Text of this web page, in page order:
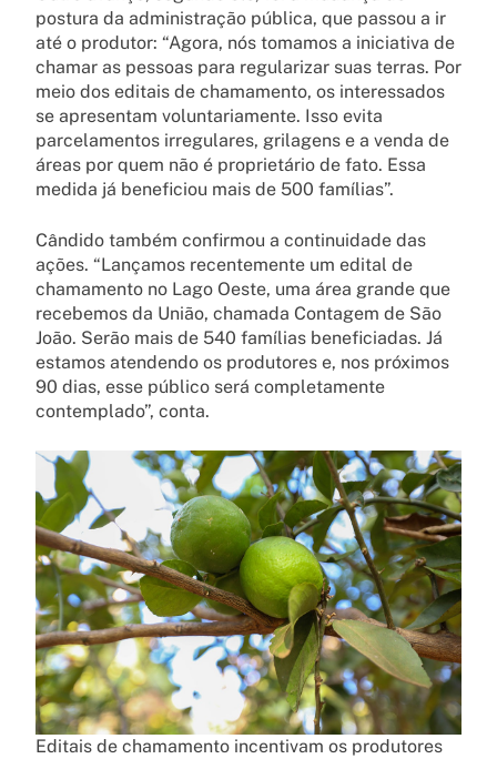
postura da administração pública, que passou a ir
até o produtor: “Agora, nós tomamos a iniciativa de
chamar as pessoas para regularizar suas terras. Por
meio dos editais de chamamento, os interessados
se apresentam voluntariamente. Isso evita
parcelamentos irregulares, grilagens e a venda de
áreas por quem não é proprietário de fato. Essa
medida já beneficiou mais de 500 famílias”.
Cândido também confirmou a continuidade das
ações. “Lançamos recentemente um edital de
chamamento no Lago Oeste, uma área grande que
recebemos da União, chamada Contagem de São
João. Serão mais de 540 famílias beneficiadas. Já
estamos atendendo os produtores e, nos próximos
90 dias, esse público será completamente
contemplado”, conta.
Editais de chamamento incentivam os produtores